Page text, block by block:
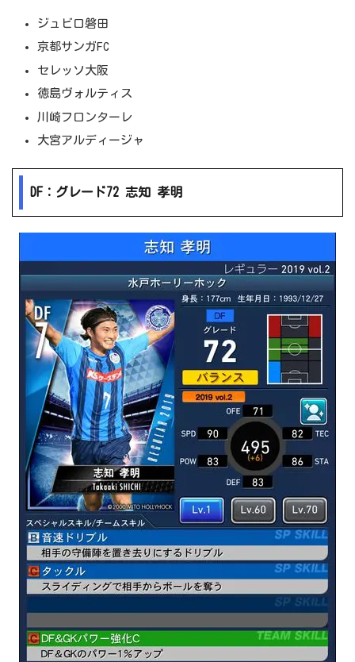
ジュビロ磐田
京都サンガFC
セレッソ大阪
徳島ヴォルティス
川崎フロンターレ
大宮アルディージャ
DF：グレード72 志知 孝明